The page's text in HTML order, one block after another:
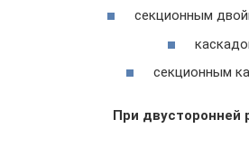
секционным
секционным
При двусторонней